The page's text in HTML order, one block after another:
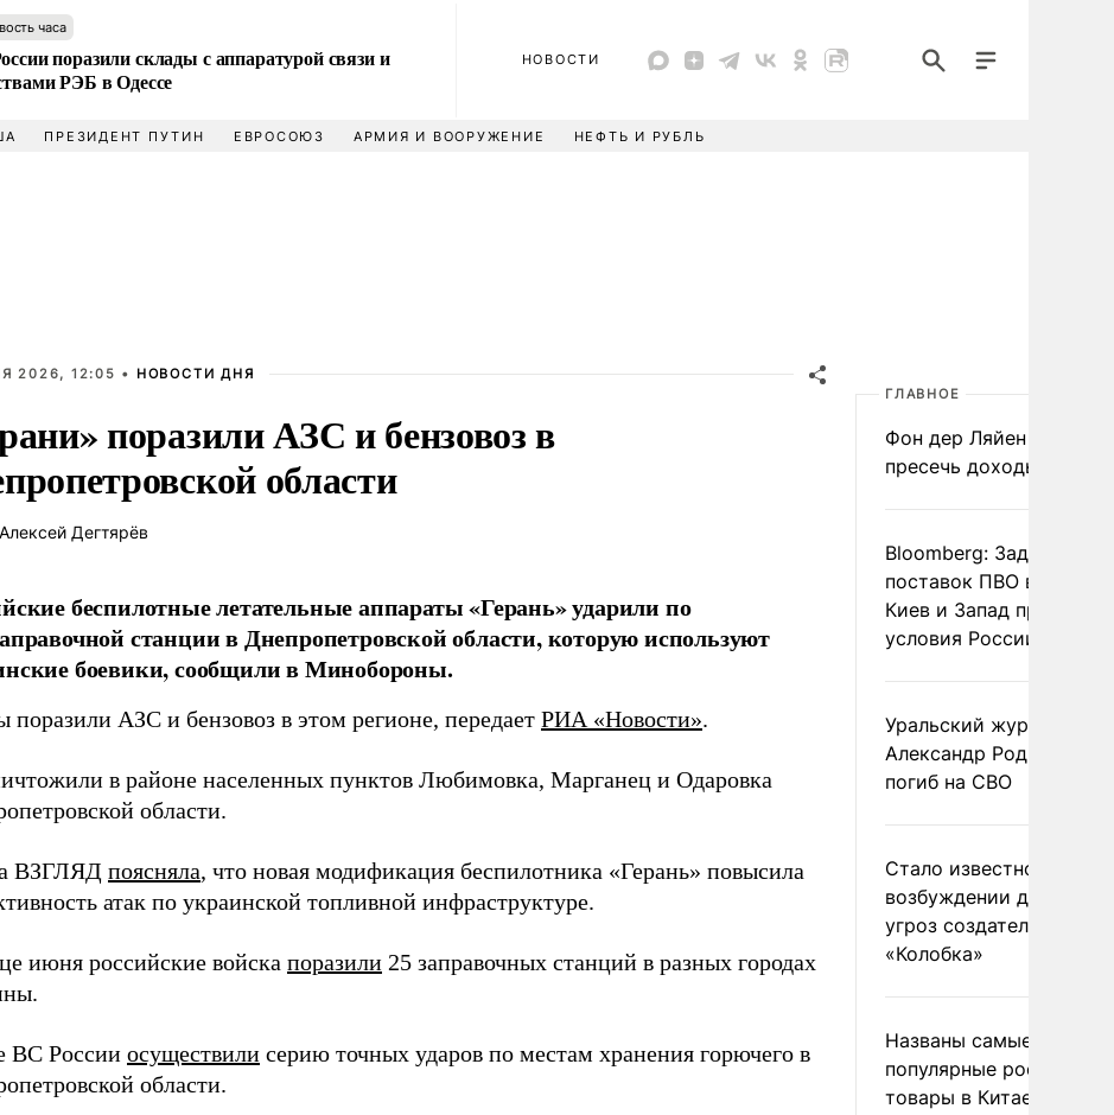
часа
поразили склады с аппаратурой связи и
РЭБ в Одессе
НОВОСТИ
ПРЕЗИДЕНТ ПУТИН ЕВРОСОЮЗ АРМИЯ И ВООРУЖЕНИЕ НЕФТЬ И РУБЛЬ
2026, 12:05 • НОВОСТИ ДНЯ
поразили АЗС и бензовоз в
области
Алексей Дегтярёв
беспилотные летательные аппараты «Герань» ударили по
станции в Днепропетровской области, которую используют
боевики, сообщили в Минобороны.
поразили АЗС и бензовоз в этом регионе, передает РИА «Новости».
в районе населенных пунктов Любимовка, Марганец и Одаровка
области.
ВЗГЛЯД поясняла, что новая модификация беспилотника «Герань» повысила
атак по украинской топливной инфраструктуре.
июня российские войска поразили 25 заправочных станций в разных городах
ВС России осуществили серию точных ударов по местам хранения горючего в
области.
ГЛАВНОЕ
Фон дер Ляйен
пресечь доходы России
Bloomberg: Задержка
поставок ПВО вынудит
Киев и Запад принять
условия России
Уральский журналист
Александр Родионов
погиб на СВО
Стало известно о
возбуждении дела из-
угроз создателям
«Колобка»
Названы самые
популярные российские
товары в Китае